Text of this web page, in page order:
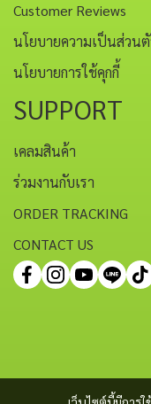
Customer Reviews
นโยบายความเป็นส่วน
นโยบายการใช้คุกกี้
SUPPORT
เคลมสินค้า
ร่วมงานกับเรา
ORDER TRACKING
CONTACT US